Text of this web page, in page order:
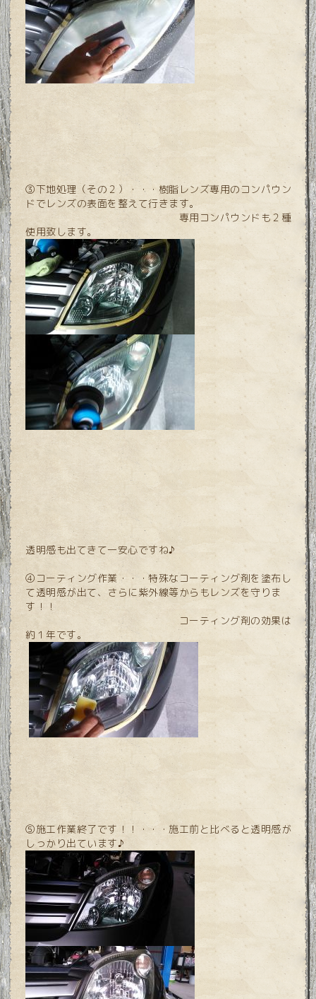
③下地処理（その２）・・・樹脂レンズ専用のコンパウン
ドでレンズの表面を整えて行きます。
専用コンパウンドも２種
使用致します。
透明感も出てきて一安心ですね♪
④コーティング作業・・・特殊なコーティング剤を塗布し
て透明感が出て、さらに紫外線等からもレンズを守りま
す！！
コーティング剤の効果は
約１年です。
⑤施工作業終了です！！・・・施工前と比べると透明感が
しっかり出ています♪